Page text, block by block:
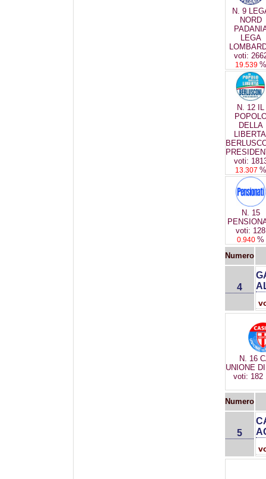
N. 9
NORD
LEGA
voti:
19.539 %
N. 12 IL
DELLA
voti:
13.307 %
N. 15
voti: 128
0.940 %
Numero
4
N. 16
UNIONE
voti: 182
Numero
5